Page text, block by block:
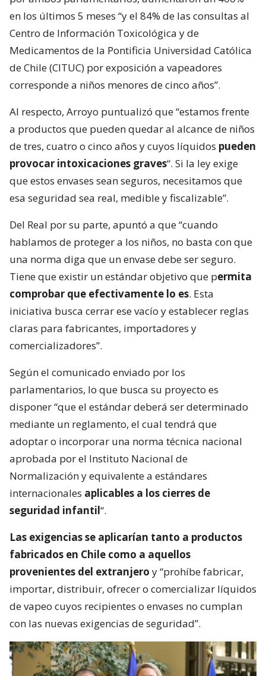
en los últimos 5 meses “y el 84% de las consultas al
Centro de Información Toxicológica y de
Medicamentos de la Pontificia Universidad Católica
de Chile (CITUC) por exposición a vapeadores
corresponde a niños menores de cinco años”.
Al respecto, Arroyo puntualizó que “estamos frente
a productos que pueden quedar al alcance de niños
de tres, cuatro o cinco años y cuyos líquidos pueden
provocar intoxicaciones graves“. Si la ley exige
que estos envases sean seguros, necesitamos que
esa seguridad sea real, medible y fiscalizable”.
Del Real por su parte, apuntó a que “cuando
hablamos de proteger a los niños, no basta con que
una norma diga que un envase debe ser seguro.
Tiene que existir un estándar objetivo que permita
comprobar que efectivamente lo es. Esta
iniciativa busca cerrar ese vacío y establecer reglas
claras para fabricantes, importadores y
comercializadores”.
Según el comunicado enviado por los
parlamentarios, lo que busca su proyecto es
disponer “que el estándar deberá ser determinado
mediante un reglamento, el cual tendrá que
adoptar o incorporar una norma técnica nacional
aprobada por el Instituto Nacional de
Normalización y equivalente a estándares
internacionales aplicables a los cierres de
seguridad infantil“.
Las exigencias se aplicarían tanto a productos
fabricados en Chile como a aquellos
provenientes del extranjero y “prohíbe fabricar,
importar, distribuir, ofrecer o comercializar líquidos
de vapeo cuyos recipientes o envases no cumplan
con las nuevas exigencias de seguridad”.